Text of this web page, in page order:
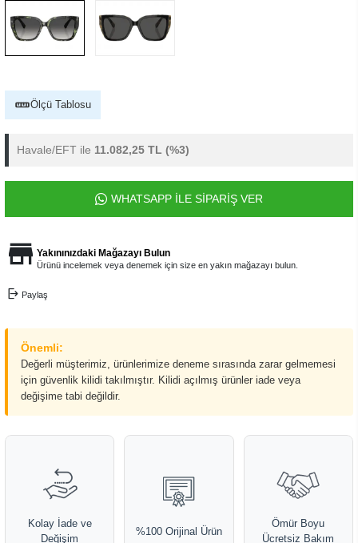
Ölçü Tablosu
Havale/EFT ile 11.082,25 TL (%3)
WHATSAPP İLE SİPARİŞ VER
Yakınınızdaki Mağazayı Bulun
Ürünü incelemek veya denemek için size en yakın mağazayı bulun.
Paylaş
Önemli:
Değerli müşterimiz, ürünlerimize deneme sırasında zarar gelmemesi
için güvenlik kilidi takılmıştır. Kilidi açılmış ürünler iade veya
değişime tabi değildir.
Kolay İade ve
Değişim
%100 Orijinal Ürün
Ömür Boyu
Ücretsiz Bakım